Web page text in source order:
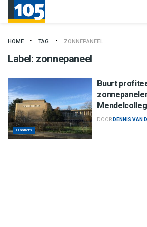
HOME TAG ZONNEPANEEL
Label: zonnepaneel
Haarlem
Buurt
DOOR DENNIS VAN